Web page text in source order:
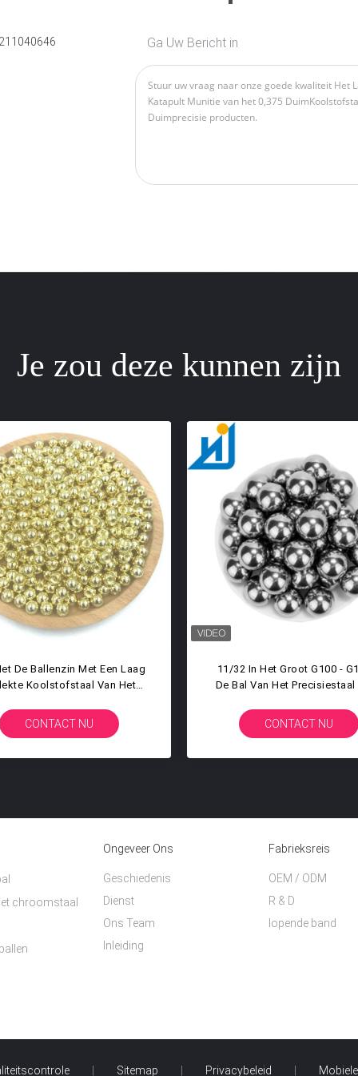
Ga Uw Bericht in
Je zou deze kunnen zijn
Groothandel 0.5mm Tot 50.8mm
Stevige Het Lagerbal G500 G200
chroomstaal
Ongeveer Ons
Inleiding
Geschiedenis
Dienst
Ons Team
Fabrieksreis
lopende band
OEM / ODM
R & D
Sitemap Privacybeleid